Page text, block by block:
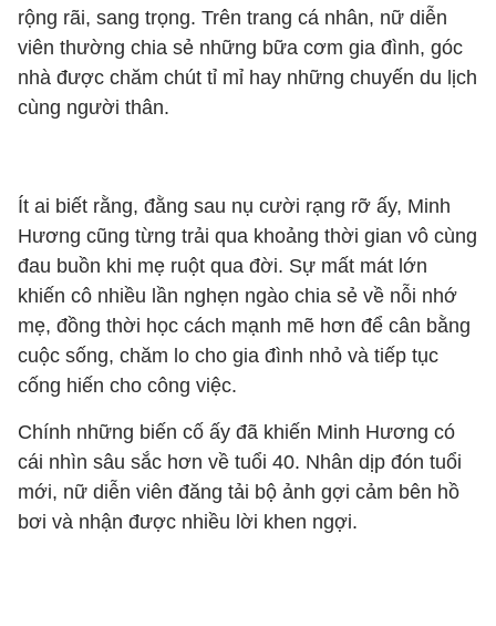
rộng rãi, sang trọng. Trên trang cá nhân, nữ diễn
viên thường chia sẻ những bữa cơm gia đình, góc
nhà được chăm chút tỉ mỉ hay những chuyến du lịch
cùng người thân.
Ít ai biết rằng, đằng sau nụ cười rạng rỡ ấy, Minh
Hương cũng từng trải qua khoảng thời gian vô cùng
đau buồn khi mẹ ruột qua đời. Sự mất mát lớn
khiến cô nhiều lần nghẹn ngào chia sẻ về nỗi nhớ
mẹ, đồng thời học cách mạnh mẽ hơn để cân bằng
cuộc sống, chăm lo cho gia đình nhỏ và tiếp tục
cống hiến cho công việc.
Chính những biến cố ấy đã khiến Minh Hương có
cái nhìn sâu sắc hơn về tuổi 40. Nhân dịp đón tuổi
mới, nữ diễn viên đăng tải bộ ảnh gợi cảm bên hồ
bơi và nhận được nhiều lời khen ngợi.